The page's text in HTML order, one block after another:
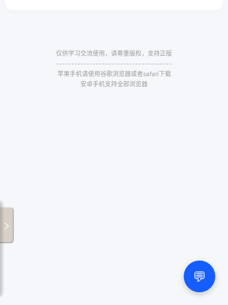
仅供学习交流使用，请尊重版权，支持正版
--------------------------------------
苹果手机请使用谷歌浏览器或者safari下载
安卓手机支持全部浏览器
💬